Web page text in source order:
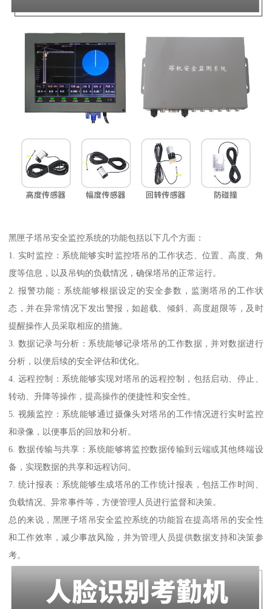
黑匣子塔吊安全监控系统的功能包括以下几个方面：
1. 实时监控：系统能够实时监控塔吊的工作状态、位置、高度、角
度等信息，以及吊钩的负载情况，确保塔吊的正常运行。
2. 报警功能：系统能够根据设定的安全参数，监测塔吊的工作状
态，并在异常情况下发出警报，如超载、倾斜、高度超限等，及时
提醒操作人员采取相应的措施。
3. 数据记录与分析：系统能够记录塔吊的工作数据，并对数据进行
分析，以便后续的安全评估和优化。
4. 远程控制：系统能够实现对塔吊的远程控制，包括启动、停止、
转动、升降等操作，提高操作的便捷性和安全性。
5. 视频监控：系统能够通过摄像头对塔吊的工作情况进行实时监控
和录像，以便事后的回放和分析。
6. 数据传输与共享：系统能够将监控数据传输到云端或其他终端设
备，实现数据的共享和远程访问。
7. 统计报表：系统能够生成塔吊的工作统计报表，包括工作时间、
负载情况、异常事件等，方便管理人员进行监督和决策。
总的来说，黑匣子塔吊安全监控系统的功能旨在提高塔吊的安全性
和工作效率，减少事故风险，并为管理人员提供数据支持和决策参
考。